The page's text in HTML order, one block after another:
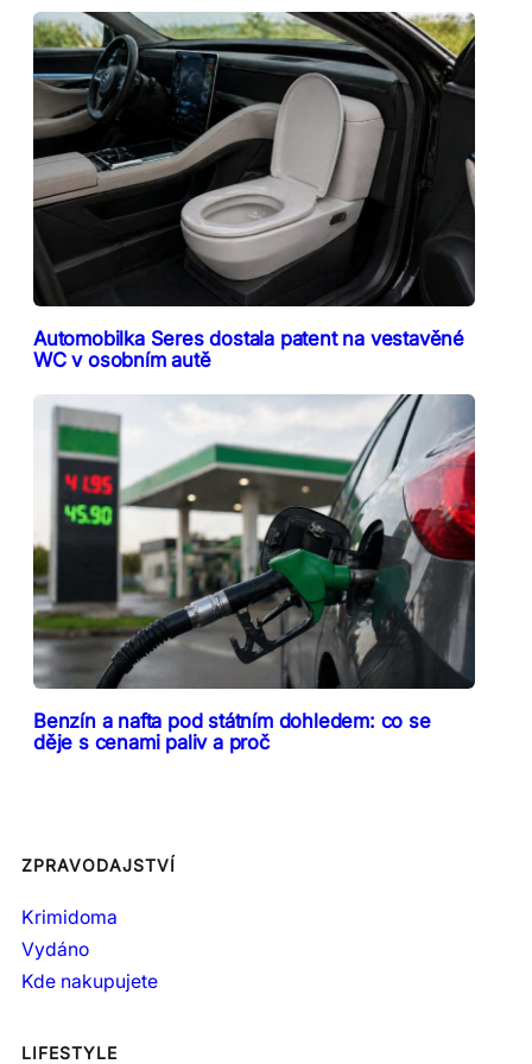
Automobilka Seres dostala patent na vestavěné
WC v osobním autě
Benzín a nafta pod státním dohledem: co se
děje s cenami paliv a proč
ZPRAVODAJSTVÍ
Krimidoma
Vydáno
Kde nakupujete
LIFESTYLE